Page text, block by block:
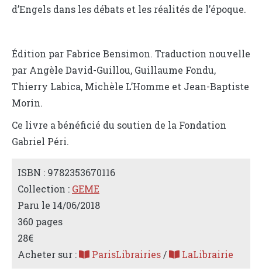
d’Engels dans les débats et les réalités de l’époque.
Édition par Fabrice Bensimon. Traduction nouvelle
par Angèle David-Guillou, Guillaume Fondu,
Thierry Labica, Michèle L’Homme et Jean-Baptiste
Morin.
Ce livre a bénéficié du soutien de la Fondation
Gabriel Péri.
ISBN : 9782353670116
Collection : GEME
Paru le 14/06/2018
360 pages
28€
Acheter sur :
ParisLibrairies/ LaLibrairie